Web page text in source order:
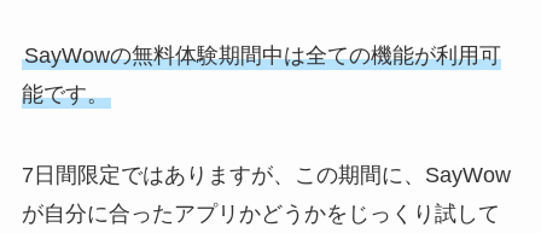
SayWowの無料体験期間中は全ての機能が利用可
能です。
7日間限定ではありますが、この期間に、SayWow
が自分に合ったアプリかどうかをじっくり試して